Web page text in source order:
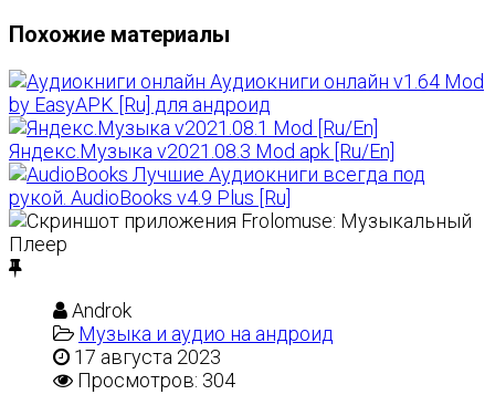
Похожие материалы
Аудиокниги онлайн v1.64 Mod
by EasyAPK [Ru] для андроид
Яндекс.Музыка v2021.08.3 Mod apk [Ru/En]
Лучшие Аудиокниги всегда под
рукой. AudioBooks v4.9 Plus [Ru]
Androk
Музыка и аудио на андроид
17 августа 2023
Просмотров: 304